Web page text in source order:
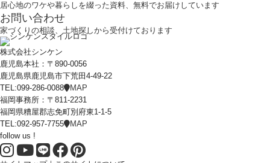
居心地のワケや暮らしを綴った資料、無料でお届けしています
お問い合わせ
家づくりの相談、土地探しから受付けております
株式会社シンケン
鹿児島本社：〒890-0056
鹿児島県鹿児島市下荒田4-49-22
TEL:099-286-0088
MAP
福岡事務所：〒811-2231
福岡県糟屋郡志免町別府東1-1-5
TEL:092-957-7755
MAP
follow us !